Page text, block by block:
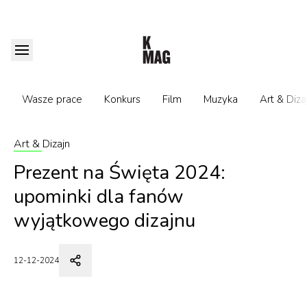
Wasze prace Konkurs Film Muzyka Art &
Art & Dizajn
Prezent na Święta 2024:
upominki dla fanów
wyjątkowego dizajnu
12-12-2024